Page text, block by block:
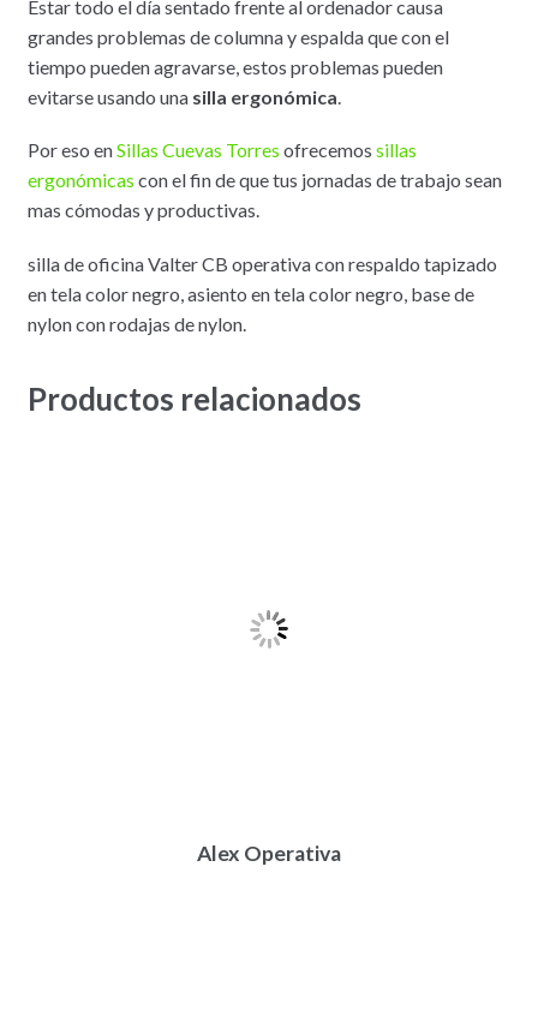
Estar todo el día sentado frente al ordenador causa
grandes problemas de columna y espalda que con el
tiempo pueden agravarse, estos problemas pueden
evitarse usando una silla ergonómica.
Por eso enSillas Cuevas Torres ofrecemos sillas
ergonómicas con el fin de que tus jornadas de trabajo sean
mas cómodas y productivas.
silla de oficina Valter CB operativa con respaldo tapizado
en tela color negro, asiento en tela color negro, base de
nylon con rodajas de nylon.
Productos relacionados
Alex Operativa